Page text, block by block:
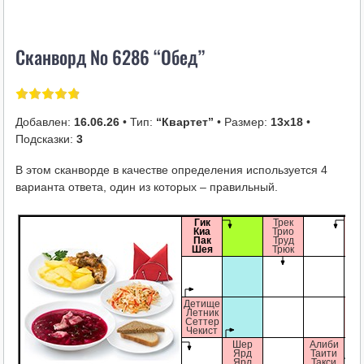
i
Сканворд № 6286 “Обед”
Добавлен: 16.06.26• Тип: “Квартет” • Размер: 13х18•
Подсказки: 3
В этом сканворде в качестве определения используется 4
варианта ответа, один из которых – правильный.
Гик
Киа
Пак
Шея
Трек
Трио
Труд
Трюк
Детище
Летник
Сеттер
Чекист
Шер
Ярд
Алиби
Таити